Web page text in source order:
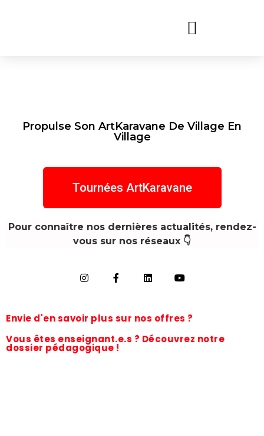
Propulse Son ArtKaravane De Village En
Village
Tournées ArtKaravane
Pour connaître nos dernières actualités, rendez-
vous sur nos réseaux 👇
Envie d'en savoir plus sur nos offres ?
Vous êtes enseignant.e.s ? Découvrez notre
dossier pédagogique !